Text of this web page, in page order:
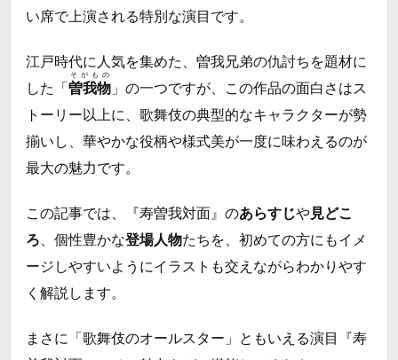
い席で上演される特別な演目です。
江戸時代に人気を集めた、曽我兄弟の仇討ちを題材に
した「曽我物
そがもの
」の一つですが、この作品の面白さはス
トーリー以上に、歌舞伎の典型的なキャラクターが勢
揃いし、華やかな役柄や様式美が一度に味わえるのが
最大の魅力です。
この記事では、『寿曽我対面』のあらすじや見どこ
ろ 、個性豊かな登場人物たちを、初めての方にもイメ
ージしやすいようにイラストも交えながらわかりやす
く解説します。
まさに「歌舞伎のオールスター」ともいえる演目『寿